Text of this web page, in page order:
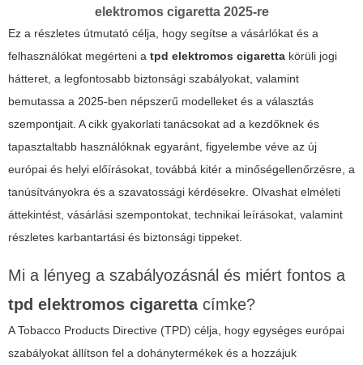
elektromos cigaretta2025-re
Ez a részletes útmutató célja, hogy segítse a vásárlókat és a
felhasználókat megérteni a tpd elektromos cigaretta körüli jogi
hátteret, a legfontosabb biztonsági szabályokat, valamint
bemutassa a 2025-ben népszerű modelleket és a választás
szempontjait. A cikk gyakorlati tanácsokat ad a kezdőknek és
tapasztaltabb használóknak egyaránt, figyelembe véve az új
európai és helyi előírásokat, továbbá kitér a minőségellenőrzésre, a
tanúsítványokra és a szavatossági kérdésekre. Olvashat elméleti
áttekintést, vásárlási szempontokat, technikai leírásokat, valamint
részletes karbantartási és biztonsági tippeket.
Mi a lényeg a szabályozásnál és miért fontos a
tpd elektromos cigarettacímke?
A Tobacco Products Directive (TPD) célja, hogy egységes európai
szabályokat állítson fel a dohánytermékek és a hozzájuk